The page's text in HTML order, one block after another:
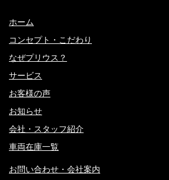
ホーム
コンセプト・こだわり
なぜプリウス？
サービス
お客様の声
お知らせ
会社・スタッフ紹介
車両在庫一覧
お問い合わせ・会社案内